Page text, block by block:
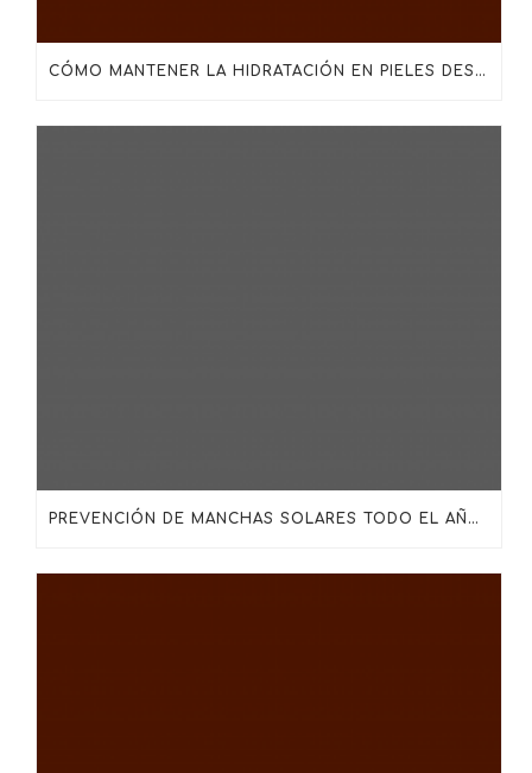
CÓMO MANTENER LA HIDRATACIÓN EN PIELES DESHIDRATADAS, MADURAS O SENSIBILIZADAS
PREVENCIÓN DE MANCHAS SOLARES TODO EL AÑO: MÁS ALLÁ DEL PROTECTOR SOLAR